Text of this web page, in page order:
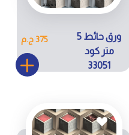
ورق حائط 5
متر كود
33051
375 ج.م